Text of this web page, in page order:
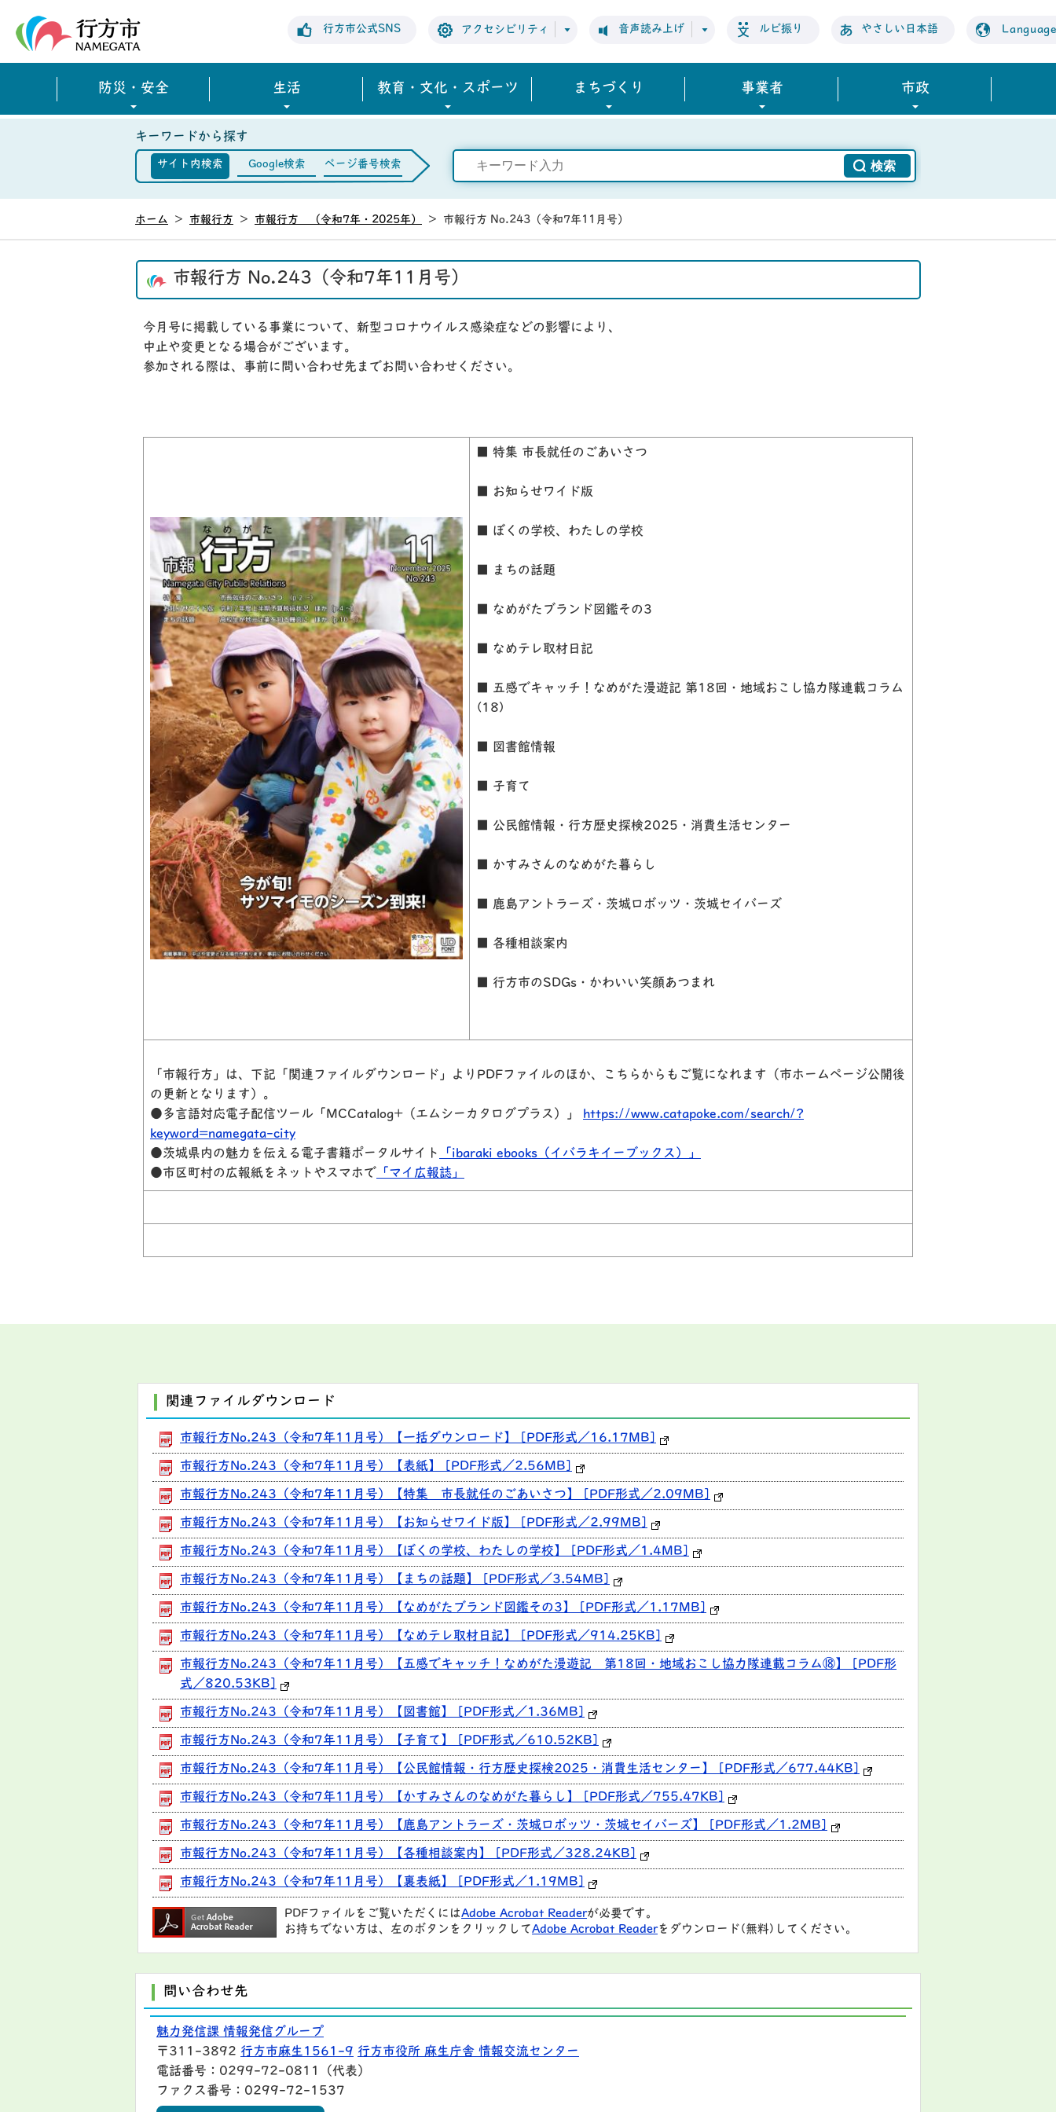
行方市公式SNS アクセシビリティ 音声読み上げ ルビ振り やさしい日本語 Language
防災・安全 生活 教育・文化・スポーツ まちづくり 事業者 市政
キーワードから探す
サイト内検索 Google検索 ページ番号検索
ホーム > 市報行方 > 市報行方 （令和7年・2025年） > 市報行方 No.243（令和7年11月号）
市報行方 No.243（令和7年11月号）
今月号に掲載している事業について、新型コロナウイルス感染症などの影響により、
中止や変更となる場合がございます。
参加される際は、事前に問い合わせ先までお問い合わせください。
■ 特集 市長就任のごあいさつ
■ お知らせワイド版
■ ぼくの学校、わたしの学校
■ まちの話題
■ なめがたブランド図鑑その3
■ なめテレ取材日記
■ 五感でキャッチ！なめがた漫遊記 第18回・地域おこし協力隊連載コラム
(18)
■ 図書館情報
■ 子育て
■ 公民館情報・行方歴史探検2025・消費生活センター
■ かすみさんのなめがた暮らし
■ 鹿島アントラーズ・茨城ロボッツ・茨城セイバーズ
■ 各種相談案内
■ 行方市のSDGs・かわいい笑顔あつまれ
「市報行方」は、下記「関連ファイルダウンロード」よりPDFファイルのほか、こちらからもご覧になれます（市ホームページ公開後
の更新となります）。
●多言語対応電子配信ツール「MCCatalog+（エムシーカタログプラス）」 https://www.catapoke.com/search/?
keyword=namegata-city
●茨城県内の魅力を伝える電子書籍ポータルサイト
「ibaraki ebooks（イバラキイーブックス）」
●市区町村の広報紙をネットやスマホで
「マイ広報誌」
関連ファイルダウンロード
市報行方No.243（令和7年11月号）【一括ダウンロード】 [PDF形式／16.17MB]
市報行方No.243（令和7年11月号）【表紙】 [PDF形式／2.56MB]
市報行方No.243（令和7年11月号）【特集 市長就任のごあいさつ】 [PDF形式／2.09MB]
市報行方No.243（令和7年11月号）【お知らせワイド版】 [PDF形式／2.99MB]
市報行方No.243（令和7年11月号）【ぼくの学校、わたしの学校】 [PDF形式／1.4MB]
市報行方No.243（令和7年11月号）【まちの話題】 [PDF形式／3.54MB]
市報行方No.243（令和7年11月号）【なめがたブランド図鑑その3】 [PDF形式／1.17MB]
市報行方No.243（令和7年11月号）【なめテレ取材日記】 [PDF形式／914.25KB]
市報行方No.243（令和7年11月号）【五感でキャッチ！なめがた漫遊記 第18回・地域おこし協力隊連載コラム⑱】 [PDF形
式／820.53KB]
市報行方No.243（令和7年11月号）【図書館】 [PDF形式／1.36MB]
市報行方No.243（令和7年11月号）【子育て】 [PDF形式／610.52KB]
市報行方No.243（令和7年11月号）【公民館情報・行方歴史探検2025・消費生活センター】 [PDF形式／677.44KB]
市報行方No.243（令和7年11月号）【かすみさんのなめがた暮らし】 [PDF形式／755.47KB]
市報行方No.243（令和7年11月号）【鹿島アントラーズ・茨城ロボッツ・茨城セイバーズ】 [PDF形式／1.2MB]
市報行方No.243（令和7年11月号）【各種相談案内】 [PDF形式／328.24KB]
市報行方No.243（令和7年11月号）【裏表紙】 [PDF形式／1.19MB]
PDFファイルをご覧いただくにはAdobe Acrobat Readerが必要です。
お持ちでない方は、左のボタンをクリックして Adobe Acrobat Readerをダウンロード(無料)してください。
問い合わせ先
魅力発信課 情報発信グループ
〒311-3892 行方市麻生1561-9 行方市役所 麻生庁舎 情報交流センター
電話番号：0299-72-0811（代表）
ファクス番号：0299-72-1537